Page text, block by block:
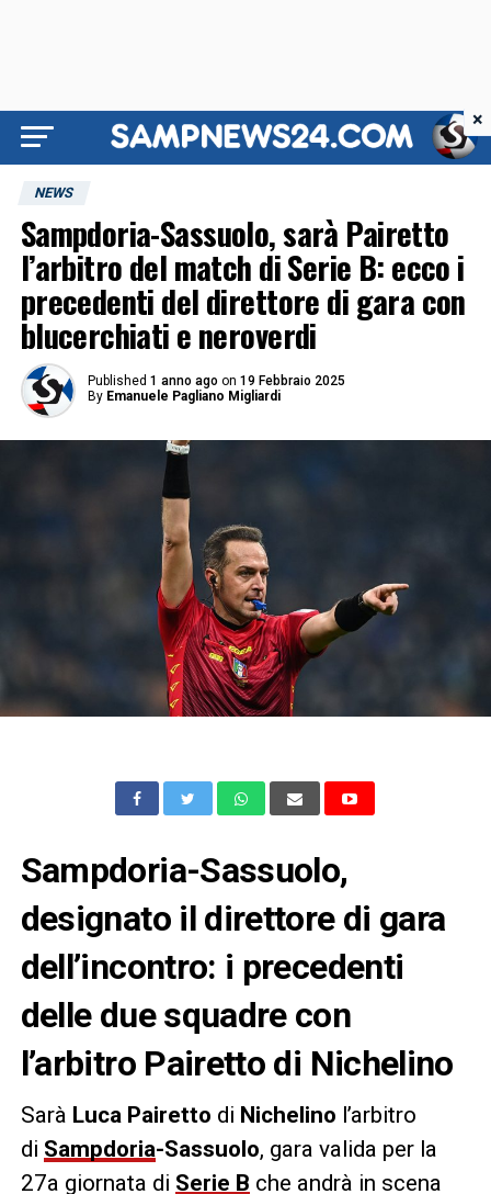
NEWS
Sampdoria-Sassuolo, sarà Pairetto
l’arbitro del match di Serie B: ecco i
precedenti del direttore di gara con
blucerchiati e neroverdi
Published 1 anno ago on 19 Febbraio 2025
By Emanuele Pagliano Migliardi
Sampdoria-Sassuolo,
designato il direttore di gara
dell’incontro: i precedenti
delle due squadre con
l’arbitro Pairetto di Nichelino
Sarà Luca Pairetto di Nichelino l’arbitro
di Sampdoria-Sassuolo, gara valida per la
27a giornata di Serie B che andrà in scena
×